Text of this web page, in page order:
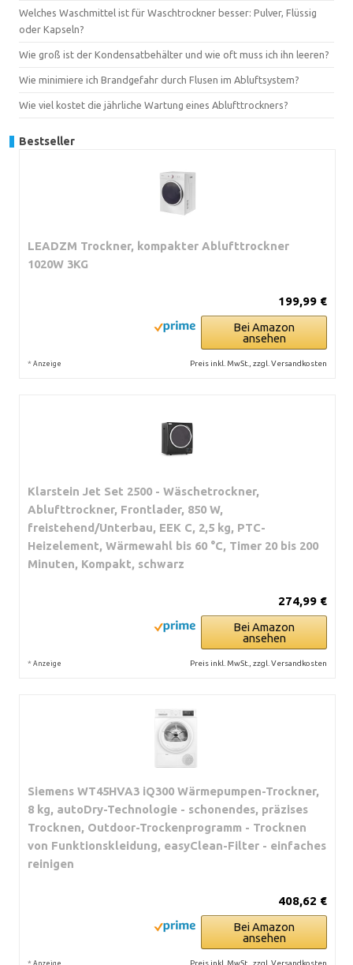
Welches Waschmittel ist für Waschtrockner besser: Pulver, Flüssig
oder Kapseln?
Wie groß ist der Kondensatbehälter und wie oft muss ich ihn leeren?
Wie minimiere ich Brandgefahr durch Flusen im Abluftsystem?
Wie viel kostet die jährliche Wartung eines Ablufttrockners?
Bestseller
LEADZM Trockner, kompakter Ablufttrockner
1020W 3KG
199,99 €
Bei Amazon
ansehen
* Anzeige Preis inkl. MwSt., zzgl. Versandkosten
Klarstein Jet Set 2500 - Wäschetrockner,
Ablufttrockner, Frontlader, 850 W,
freistehend/Unterbau, EEK C, 2,5 kg, PTC-
Heizelement, Wärmewahl bis 60 °C, Timer 20 bis 200
Minuten, Kompakt, schwarz
274,99 €
Bei Amazon
ansehen
* Anzeige Preis inkl. MwSt., zzgl. Versandkosten
Siemens WT45HVA3 iQ300 Wärmepumpen-Trockner,
8 kg, autoDry-Technologie - schonendes, präzises
Trocknen, Outdoor-Trockenprogramm - Trocknen
von Funktionskleidung, easyClean-Filter - einfaches
reinigen
408,62 €
Bei Amazon
ansehen
* Anzeige Preis inkl. MwSt., zzgl. Versandkosten